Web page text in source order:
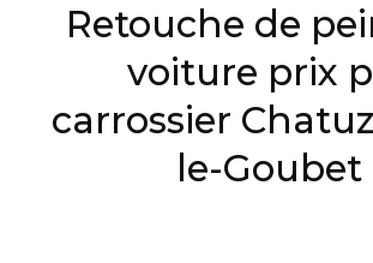
Retouche de
voiture prix
carrossier
le-Goubet